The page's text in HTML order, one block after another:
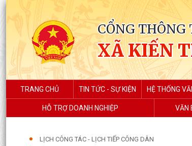
CỔNG
XÃ KIẾN
TRANG CHỦ TIN TỨC - SỰ KIỆN HỆ THỐNG
HỖ TRỢ DOANH NGHIỆP VĂN
LỊCH CÔNG TÁC - LỊCH TIẾP CÔNG DÂN